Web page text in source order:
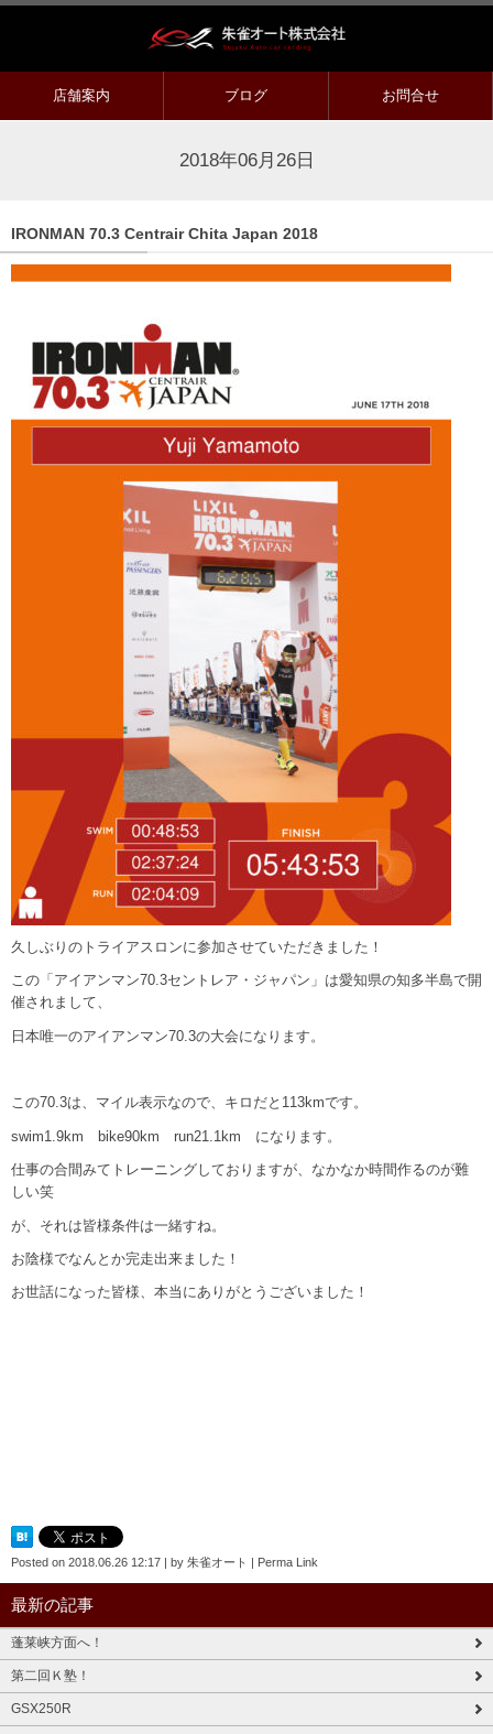
店舗案内 ブログ お問合せ
2018年06月26日
IRONMAN 70.3 Centrair Chita Japan 2018
久しぶりのトライアスロンに参加させていただきました！
この「アイアンマン70.3セントレア・ジャパン」は愛知県の知多半島で開
催されまして、
日本唯一のアイアンマン70.3の大会になります。
この70.3は、マイル表示なので、キロだと113kmです。
swim1.9km bike90km run21.1km になります。
仕事の合間みてトレーニングしておりますが、なかなか時間作るのが難
しい笑
が、それは皆様条件は一緒すね。
お陰様でなんとか完走出来ました！
お世話になった皆様、本当にありがとうございました！
Posted on 2018.06.26 12:17 by 朱雀オート Perma Link
最新の記事
蓬莱峡方面へ！
第二回Ｋ塾！
GSX250R